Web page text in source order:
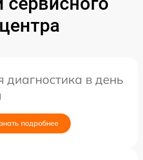
центра
диагностика в день
подробнее